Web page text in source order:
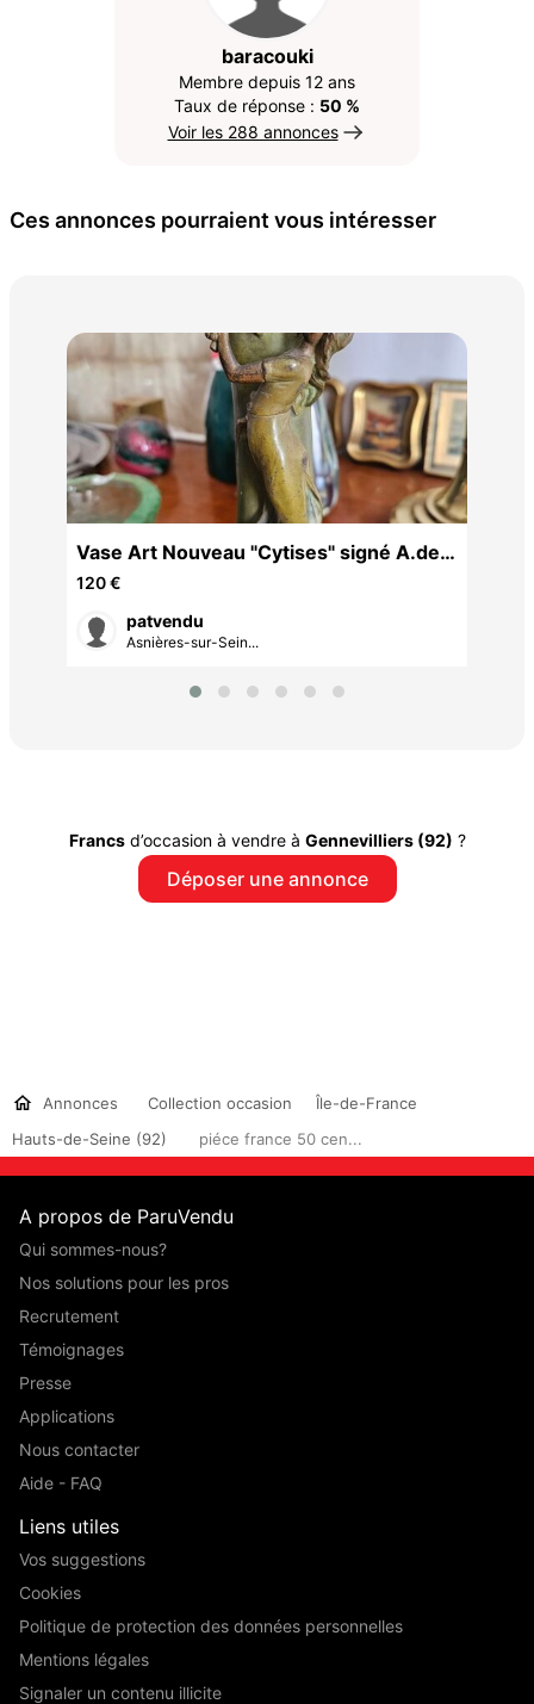
baracouki
Membre depuis 12 ans
Taux de réponse : 50 %
Voir les 288 annonces
Ces annonces pourraient vous intéresser
Vase Art Nouveau "Cytises" signé A.de
Raudery - Étain patiné
120 €
patvendu
Asnières-sur-Sein...
Francsd’occasion à vendre à Gennevilliers (92) ?
Déposer une annonce
Annonces Collection occasion
Île-de-France
Hauts-de-Seine (92)
piéce france 50 cen...
A propos de ParuVendu
Qui sommes-nous?
Nos solutions pour les pros
Recrutement
Témoignages
Presse
Applications
Nous contacter
Aide - FAQ
Liens utiles
Vos suggestions
Cookies
Politique de protection des données personnelles
Mentions légales
Signaler un contenu illicite